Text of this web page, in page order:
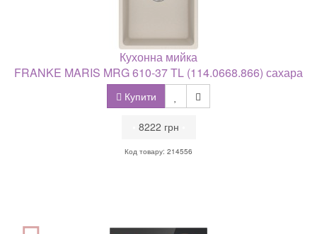
Кухонна мийка
FRANKE MARIS MRG 610-37 TL (114.0668.866) сахара
Купити
8222 грн
Код товару: 214556